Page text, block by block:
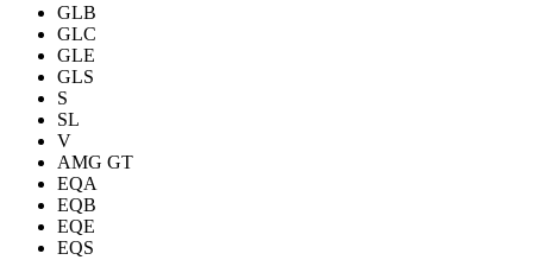
GLB
GLC
GLE
GLS
S
SL
V
AMG GT
EQA
EQB
EQE
EQS